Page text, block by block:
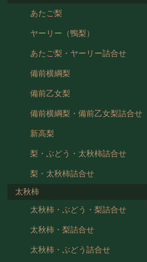
あたご梨
ヤーリー（鴨梨）
あたご梨・ヤーリー詰合せ
備前横綱梨
備前乙女梨
備前横綱梨・備前乙女梨詰合せ
新高梨
梨・ぶどう・太秋柿詰合せ
梨・太秋柿詰合せ
太秋柿
太秋柿・ぶどう・梨詰合せ
太秋柿・梨詰合せ
太秋柿・ぶどう詰合せ